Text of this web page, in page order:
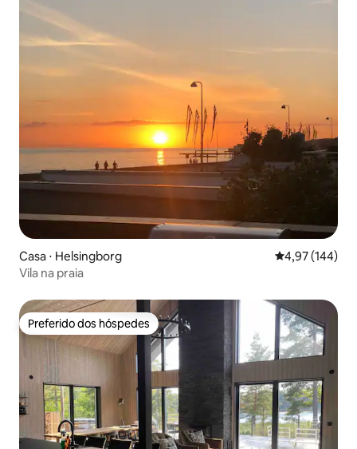
Casa ⋅ Helsingborg 4,97 de uma
4,97 (144)
Vila na praia
Preferido dos hóspedes
Preferido dos hóspedes